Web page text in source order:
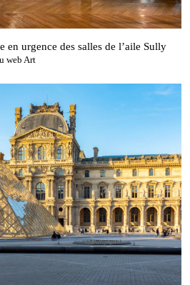
en urgence des salles de l’aile Sully
web Art